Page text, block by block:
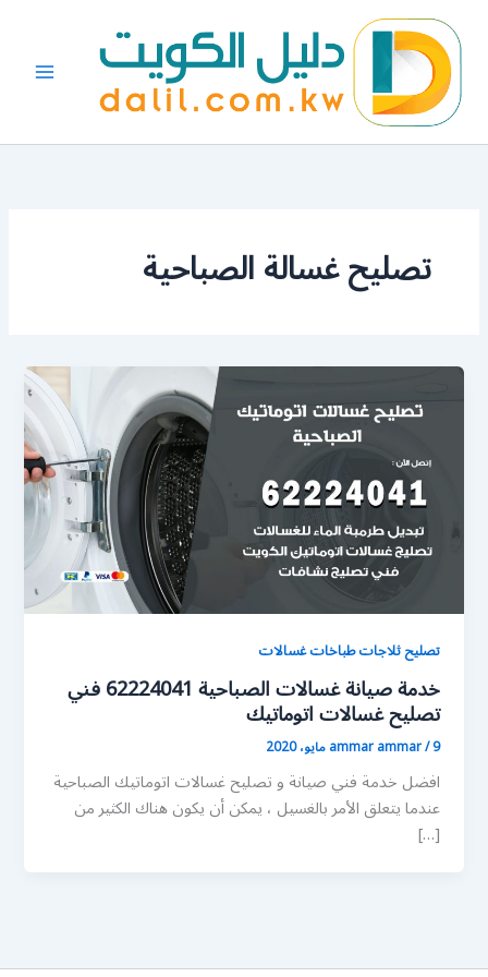
المحتوى
تصليح غسالة الصباحية
تصليح ثلاجات طباخات غسالات
خدمة صيانة غسالات الصباحية 62224041 فني
تصليح غسالات اتوماتيك
ammar ammar/9 مايو، 2020
افضل خدمة فني صيانة و تصليح غسالات اتوماتيك الصباحية
عندما يتعلق الأمر بالغسيل ، يمكن أن يكون هناك الكثير من
[…]